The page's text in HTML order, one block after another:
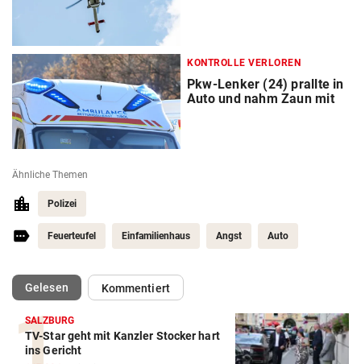
KONTROLLE VERLOREN
Pkw-Lenker (24) prallte in
Auto und nahm Zaun mit
Ähnliche Themen
Polizei
Feuerteufel Einfamilienhaus Angst Auto
Gelesen(ausgewählt)Kommentiert
SALZBURG
TV-Star geht mit Kanzler Stocker hart
ins Gericht